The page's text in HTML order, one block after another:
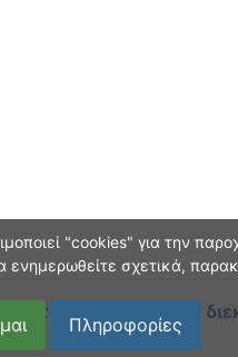
"cookies" για την
σχετικά,
Πληροφορίες
κατάστασης κατά τη